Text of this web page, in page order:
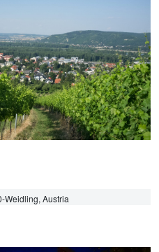
-Weidling, Austria